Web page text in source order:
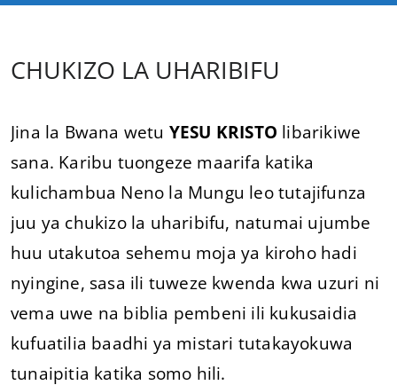
CHUKIZO LA UHARIBIFU
Jina la Bwana wetu YESU KRISTO libarikiwe
sana. Karibu tuongeze maarifa katika
kulichambua Neno la Mungu leo tutajifunza
juu ya chukizo la uharibifu, natumai ujumbe
huu utakutoa sehemu moja ya kiroho hadi
nyingine, sasa ili tuweze kwenda kwa uzuri ni
vema uwe na biblia pembeni ili kukusaidia
kufuatilia baadhi ya mistari tutakayokuwa
tunaipitia katika somo hili.